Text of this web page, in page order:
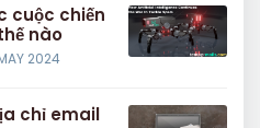
cuộc chiến
nào
2024
chỉ email